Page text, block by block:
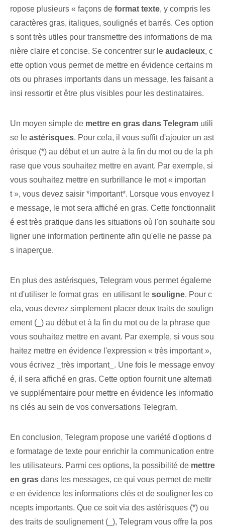
ropose plusieurs « façons de format texte, y compris les
caractères gras, italiques, soulignés et barrés. Ces option
s​ sont très utiles pour transmettre des informations de ma
nière claire et concise. Se concentrer sur le audacieux, c
ette⁤ option vous permet de mettre en évidence certains m
ots ou phrases importants dans un ⁤message⁣, les faisant a
insi ressortir et être plus visibles pour les destinataires.
Un moyen simple de mettre en gras dans Telegram utili
se le astérisques. Pour cela, il vous suffit d'ajouter un ast
érisque (*) au début et un autre à la fin du mot ou de la ph
rase que vous souhaitez mettre en avant. Par exemple, si
vous souhaitez mettre en surbrillance le mot « importan
t », vous devez saisir *important*. Lorsque vous envoyez l
e message, le mot sera affiché en gras. Cette fonctionnalit
é est très pratique dans les situations où l'on ⁤souhaite sou
ligner⁢ une information pertinente afin qu'elle ne passe pa
s inaperçue.
En plus des astérisques, Telegram vous permet égaleme
nt d'utiliser le format gras ⁤ en utilisant le souligne. Pour c
ela, vous devrez simplement placer deux traits de soulign
ement (_) au début et à la fin du mot ou de la phrase que
vous souhaitez mettre en avant. Par exemple, si vous sou
haitez mettre en évidence l'expression « très important »,
vous écrivez _très important_. Une fois le message envoy
é, il sera affiché en gras. Cette option‌ fournit⁢ une alternati
ve supplémentaire pour mettre en évidence les informatio
ns clés ‌au sein de vos conversations Telegram.
En conclusion, Telegram propose une variété d'options d
e formatage de texte pour enrichir la communication entre
les utilisateurs. ⁢Parmi ces⁣ options, la possibilité de mettre⁤
en gras dans les messages, ce qui vous permet de mettr
e en évidence les informations clés et de souligner les co
ncepts importants. Que ce soit via des astérisques (*) ou
des traits de soulignement (_), Telegram vous offre la pos